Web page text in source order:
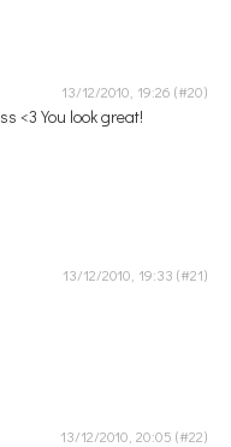
13/12/2010, 19:26
<3 You look great!
13/12/2010, 19:33
13/12/2010, 20:05